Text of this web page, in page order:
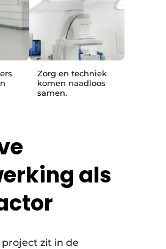
Zorg en techniek
komen naadloos
samen.
als
zit in de